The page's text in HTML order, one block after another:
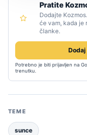
Pratite
Dodajte
će vam, kada je
članke.
Dodaj
Potrebno je biti prijavljen na
trenutku.
TEME
sunce